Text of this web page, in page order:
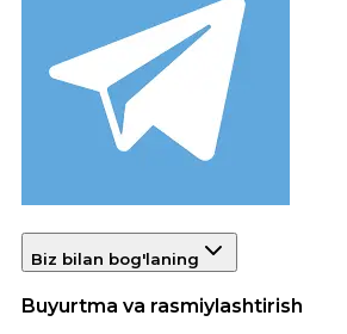
Biz bilan bog'laning
Buyurtma va rasmiylashtirish